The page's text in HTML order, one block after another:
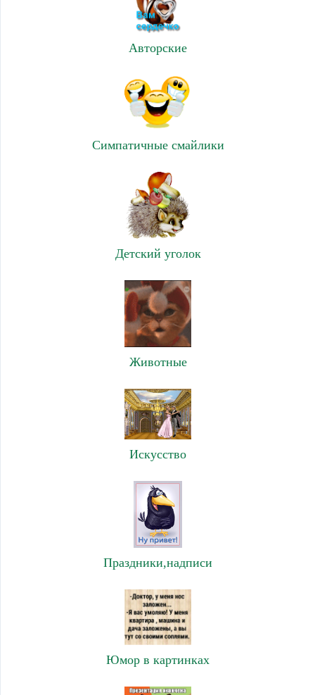
Авторские
Симпатичные смайлики
Детский уголок
Животные
Искусство
Праздники,надписи
Юмор в картинках